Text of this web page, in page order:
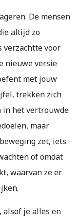
De mensen
altijd zo
verzachtte voor
nieuwe versie
met jouw
trekken zich
in het vertrouwde
maar
zet, iets
of omdat
waarvan ze er
alsof je alles en